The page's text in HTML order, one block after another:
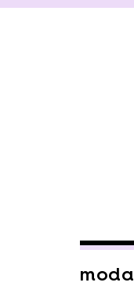
moda